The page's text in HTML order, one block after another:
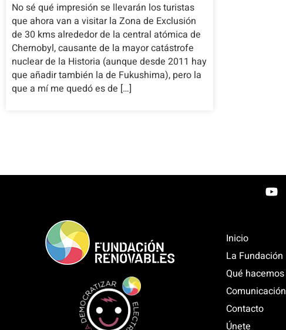
No sé qué impresión se llevarán los turistas
que ahora van a visitar la Zona de Exclusión
de 30 kms alrededor de la central atómica de
Chernobyl, causante de la mayor catástrofe
nuclear de la Historia (aunque desde 2011 hay
que añadir también la de Fukushima), pero la
que a mí me quedó es de […]
Inicio
La Fundación
Qué hacemos
Comunicación
Contacto
Únete